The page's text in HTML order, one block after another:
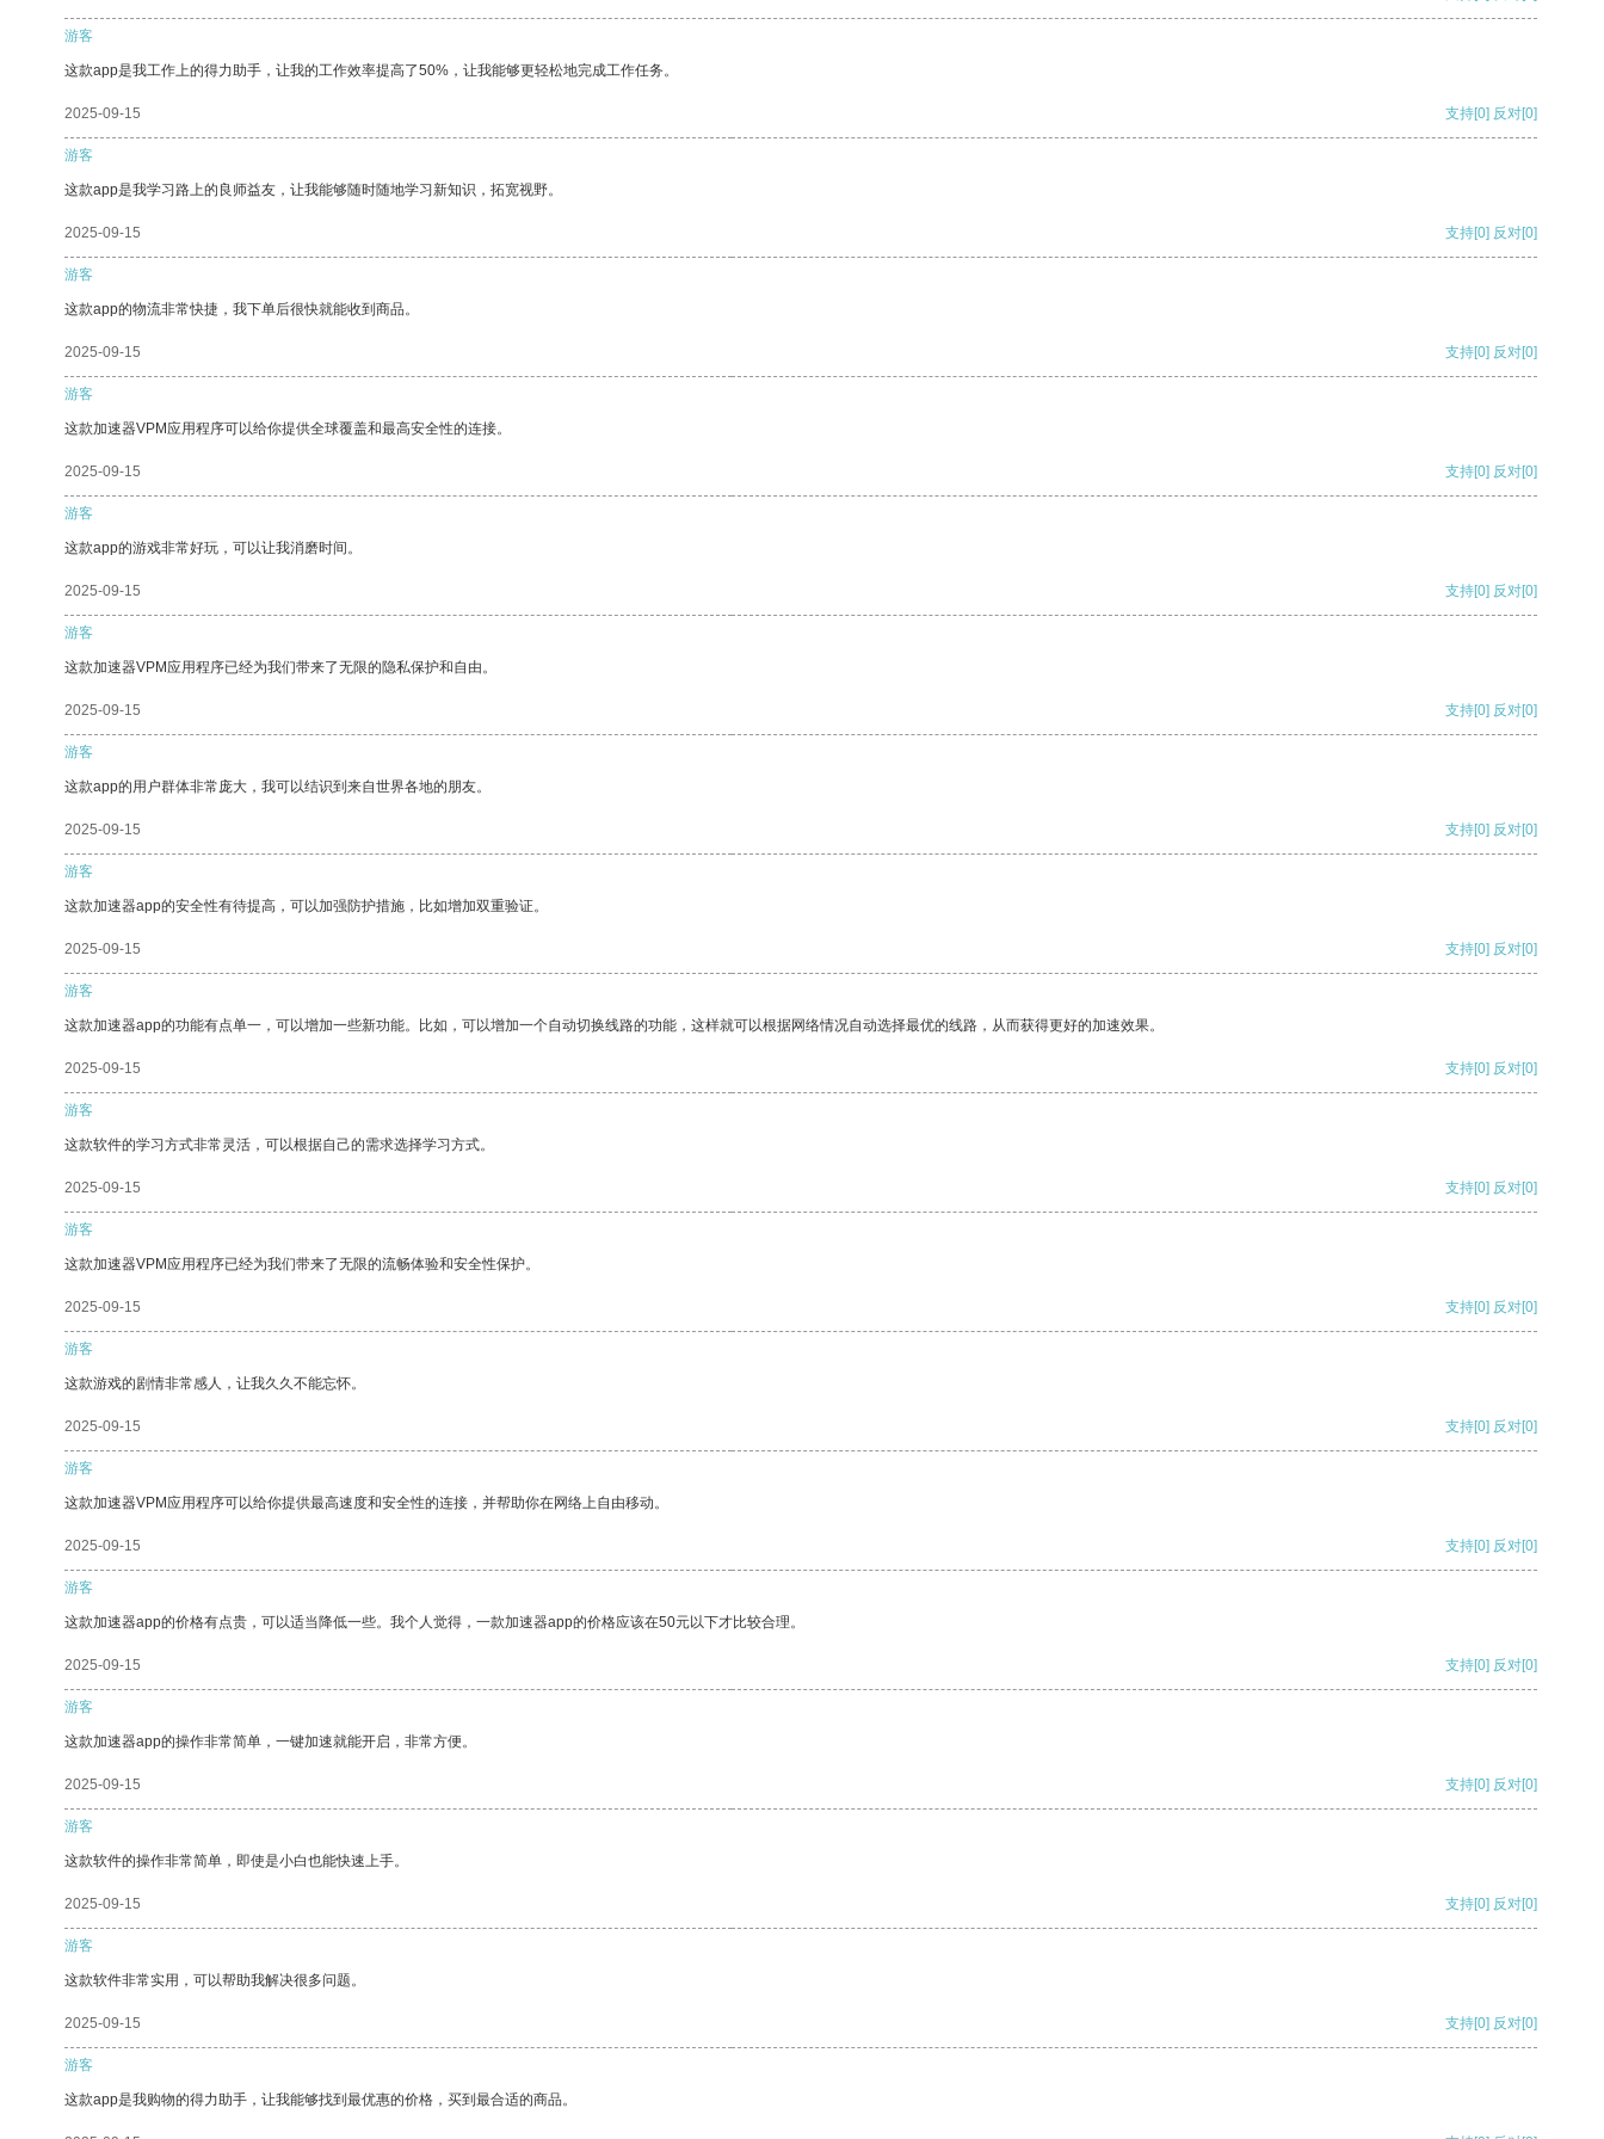
游客
这款app是我工作上的得力助手，让我的工作效率提高了50%，让我能够更轻松地完成工作任务。
2025-09-15 支持[0] 反对[0]
游客
这款app是我学习路上的良师益友，让我能够随时随地学习新知识，拓宽视野。
2025-09-15 支持[0] 反对[0]
游客
这款app的物流非常快捷，我下单后很快就能收到商品。
2025-09-15 支持[0] 反对[0]
游客
这款加速器VPM应用程序可以给你提供全球覆盖和最高安全性的连接。
2025-09-15 支持[0] 反对[0]
游客
这款app的游戏非常好玩，可以让我消磨时间。
2025-09-15 支持[0] 反对[0]
游客
这款加速器VPM应用程序已经为我们带来了无限的隐私保护和自由。
2025-09-15 支持[0] 反对[0]
游客
这款app的用户群体非常庞大，我可以结识到来自世界各地的朋友。
2025-09-15 支持[0] 反对[0]
游客
这款加速器app的安全性有待提高，可以加强防护措施，比如增加双重验证。
2025-09-15 支持[0] 反对[0]
游客
这款加速器app的功能有点单一，可以增加一些新功能。比如，可以增加一个自动切换线路的功能，这样就可以根据网络情况自动选择最优的线路，从而获得更好的加速效果。
2025-09-15 支持[0] 反对[0]
游客
这款软件的学习方式非常灵活，可以根据自己的需求选择学习方式。
2025-09-15 支持[0] 反对[0]
游客
这款加速器VPM应用程序已经为我们带来了无限的流畅体验和安全性保护。
2025-09-15 支持[0] 反对[0]
游客
这款游戏的剧情非常感人，让我久久不能忘怀。
2025-09-15 支持[0] 反对[0]
游客
这款加速器VPM应用程序可以给你提供最高速度和安全性的连接，并帮助你在网络上自由移动。
2025-09-15 支持[0] 反对[0]
游客
这款加速器app的价格有点贵，可以适当降低一些。我个人觉得，一款加速器app的价格应该在50元以下才比较合理。
2025-09-15 支持[0] 反对[0]
游客
这款加速器app的操作非常简单，一键加速就能开启，非常方便。
2025-09-15 支持[0] 反对[0]
游客
这款软件的操作非常简单，即使是小白也能快速上手。
2025-09-15 支持[0] 反对[0]
游客
这款软件非常实用，可以帮助我解决很多问题。
2025-09-15 支持[0] 反对[0]
游客
这款app是我购物的得力助手，让我能够找到最优惠的价格，买到最合适的商品。